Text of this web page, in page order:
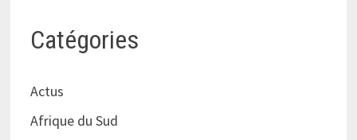
Catégories
Actus
Afrique du Sud